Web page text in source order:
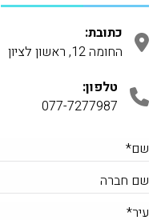
כתובת:
החומה 12, ראשון לציון
טלפון:
077-7277987